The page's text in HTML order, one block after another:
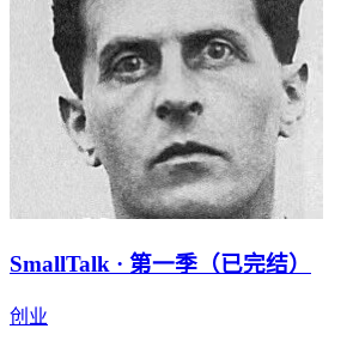
SmallTalk · 第一季（已完结）
创业